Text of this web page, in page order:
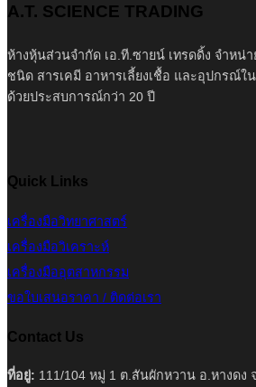
A.T. SCIENCE TRADING
ห้างหุ้นส่วนจำกัด เอ.ที.ซายน์ เทรดดิ้ง จำหน่
ชนิด สารเคมี อาหารเลี้ยงเชื้อ และอุปกรณ์ใ
ด้วยประสบการณ์กว่า 20 ปี
Quick Links
เครื่องมือวิทยาศาสตร์
เครื่องมือวิเคราะห์
เครื่องมืออุตสาหกรรม
ขอใบเสนอราคา / ติดต่อเรา
Contact Us
ที่อยู่: 111/104 หมู่ 1 ต.สันผักหวาน อ.หางดง